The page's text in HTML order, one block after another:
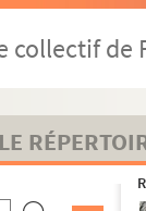
collectif de
LE